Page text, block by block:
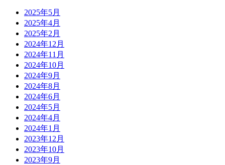
2025年5月
2025年4月
2025年2月
2024年12月
2024年11月
2024年10月
2024年9月
2024年8月
2024年6月
2024年5月
2024年4月
2024年1月
2023年12月
2023年10月
2023年9月